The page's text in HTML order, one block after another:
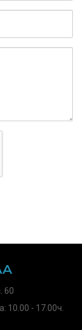
60
10.00 - 17.00ч.